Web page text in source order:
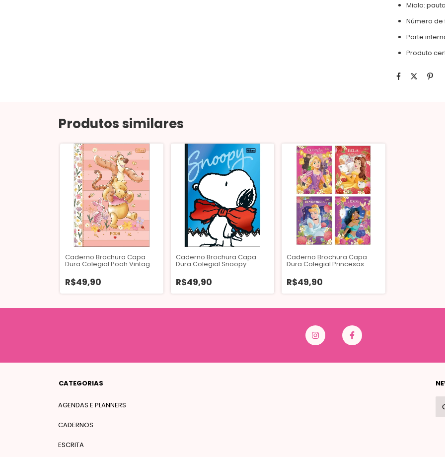
Miolo:
Número de
Parte
Produto
Produtos similares
Caderno Brochura Capa
Dura Colegial Pooh Vintage
R$49,90
Caderno Brochura Capa
Dura Colegial Snoopy
R$49,90
Caderno Brochura Capa
Dura Colegial Princesas
R$49,90
CATEGORIAS
AGENDAS E PLANNERS
CADERNOS
ESCRITA